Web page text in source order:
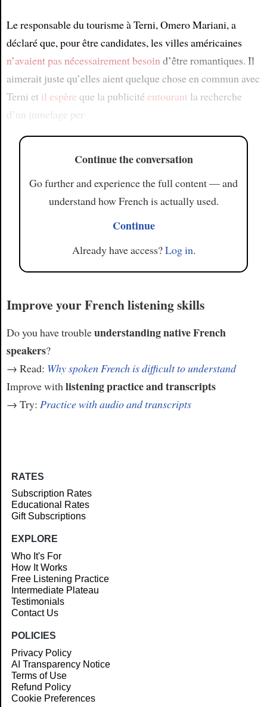
Le responsable du tourisme à Terni, Omero Mariani, a
déclaré que, pour être candidates, les villes américaines
n’avaient pas nécessairement besoin d’être romantiques. Il
aimerait juste qu’elles aient quelque chose en commun avec
Terni et il espère que la publicité entourant la recherche
d’un jumelage per
Continue the conversation
Go further and experience the full content — and
understand how French is actually used.
Continue
Already have access?Log in.
Improve your French listening skills
Do you have troubleunderstanding native French
speakers?
→ Read: Why spoken French is difficult to understand
Improve withlistening practice and transcripts
→ Try: Practice with audio and transcripts
RATES
Subscription Rates
Educational Rates
Gift Subscriptions
EXPLORE
Who It's For
How It Works
Free Listening Practice
Intermediate Plateau
Testimonials
Contact Us
POLICIES
Privacy Policy
AI Transparency Notice
Terms of Use
Refund Policy
Cookie Preferences